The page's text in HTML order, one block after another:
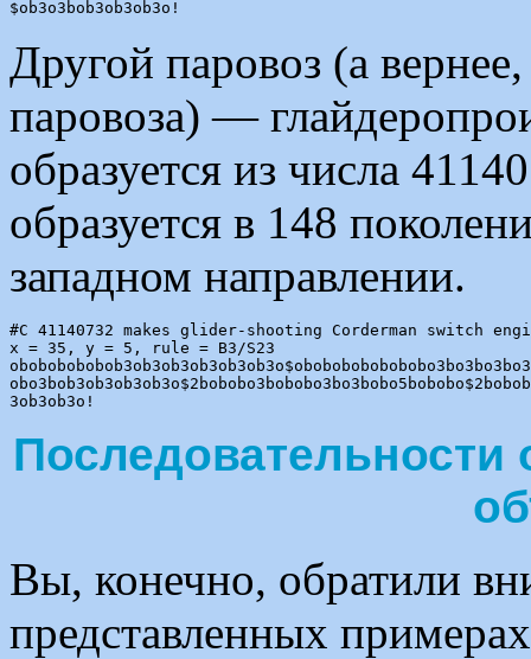
Другой паровоз (а
паровоза) —
образуется из числа
образуется в 148
западном направлении.
#C 41140732 makes glider-shooting Corderman switch
x = 35, y = 5, rule = B3/S23
Вы, конечно, обратили
представленных